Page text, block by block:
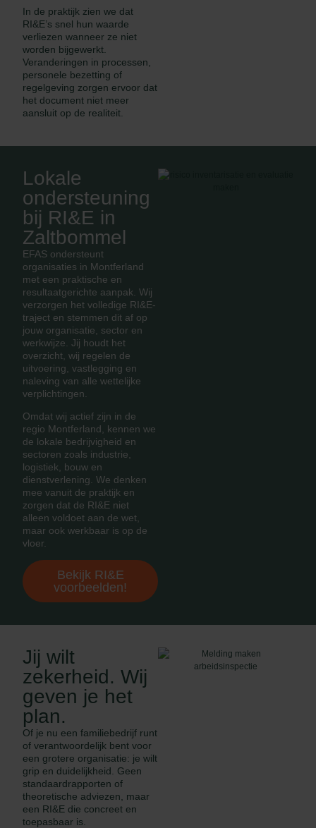
In de praktijk zien we dat
RI&E’s snel hun waarde
verliezen wanneer ze niet
worden bijgewerkt.
Veranderingen in processen,
personele bezetting of
regelgeving zorgen ervoor dat
het document niet meer
aansluit op de realiteit.
Lokale
ondersteuning
bij RI&E in
Zaltbommel
EFAS ondersteunt
organisaties in Montferland
met een praktische en
resultaatgerichte aanpak. Wij
verzorgen het volledige RI&E-
traject en stemmen dit af op
jouw organisatie, sector en
werkwijze. Jij houdt het
overzicht, wij regelen de
uitvoering, vastlegging en
naleving van alle wettelijke
verplichtingen.
Omdat wij actief zijn in de
regio Montferland, kennen we
de lokale bedrijvigheid en
sectoren zoals industrie,
logistiek, bouw en
dienstverlening. We denken
mee vanuit de praktijk en
zorgen dat de RI&E niet
alleen voldoet aan de wet,
maar ook werkbaar is op de
vloer.
Bekijk RI&E
voorbeelden!
Jij wilt
zekerheid. Wij
geven je het
plan.
Of je nu een familiebedrijf runt
of verantwoordelijk bent voor
een grotere organisatie: je wilt
grip en duidelijkheid. Geen
standaardrapporten of
theoretische adviezen, maar
een RI&E die concreet en
toepasbaar is.